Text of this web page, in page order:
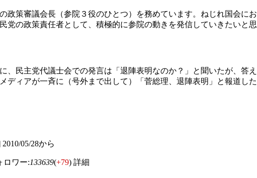
政策審議会長（参院３役のひとつ）を務めています。ねじれ国会に
党の政策責任者として、積極的に参院の動きを発信していきたいと
、民主党代議士会での発言は「退陣表明なのか？」と聞いたが、答
ディアが一斉に（号外まで出して）「菅総理、退陣表明」と報道し
05/28から
ワー:133639(+79) 詳細